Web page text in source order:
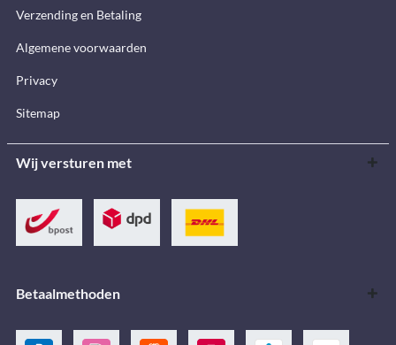
Verzending en Betaling
Algemene voorwaarden
Privacy
Sitemap
Wij versturen met
Betaalmethoden